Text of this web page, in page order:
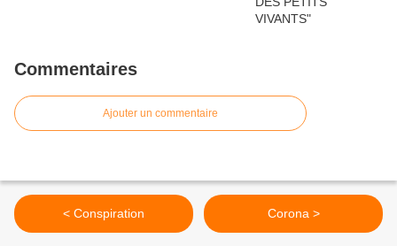
Commentaires
Ajouter un commentaire
< Conspiration Corona >